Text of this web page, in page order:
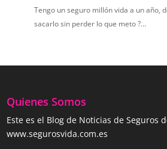
Tengo un seguro millón vida a un año,
sacarlo sin perder lo que meto ?…
Quienes Somos
Este es el Blog de Noticias de Seguros
www.segurosvida.com.es